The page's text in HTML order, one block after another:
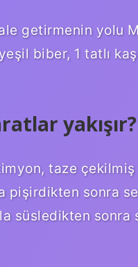
getirmenin yolu
biber, 1 tatlı
yakışır?
taze
pişirdikten sonra
süsledikten sonra